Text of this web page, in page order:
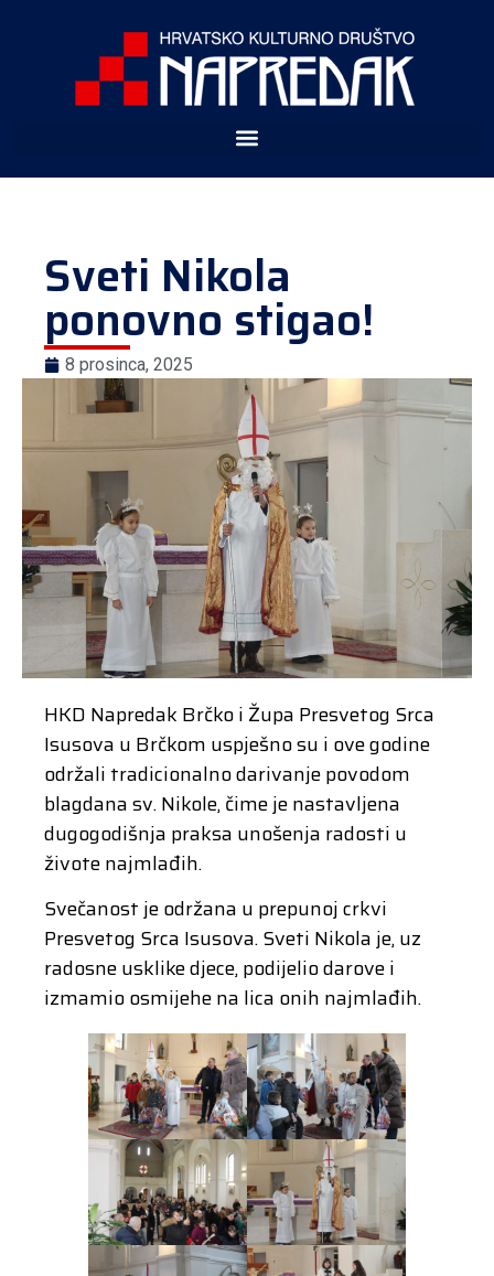
Sveti Nikola
ponovno stigao!
8 prosinca, 2025
HKD Napredak Brčko i Župa Presvetog Srca
Isusova u Brčkom uspješno su i ove godine
održali tradicionalno darivanje povodom
blagdana sv. Nikole, čime je nastavljena
dugogodišnja praksa unošenja radosti u
živote najmlađih.
Svečanost je održana u prepunoj crkvi
Presvetog Srca Isusova. Sveti Nikola je, uz
radosne usklike djece, podijelio darove i
izmamio osmijehe na lica onih najmlađih.